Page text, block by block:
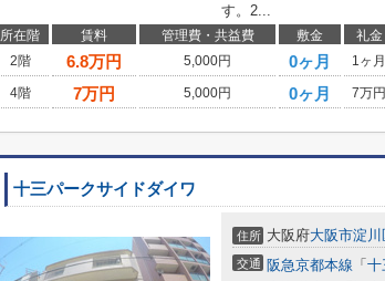
す。2...
所在階 賃料 管理費・共益費 敷金 礼金
2階
6.8万円 5,000円 0ヶ月 1ヶ月
4階
7万円 5,000円 0ヶ月 7万円
十三パークサイドダイワ
住所 大阪府大阪市淀川
交通 阪急京都本線 「 十